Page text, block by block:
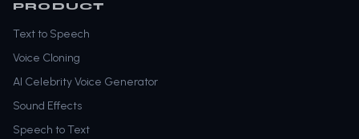
PRODUCT
Text to Speech
Voice Cloning
AI Celebrity Voice Generator
Sound Effects
Speech to Text